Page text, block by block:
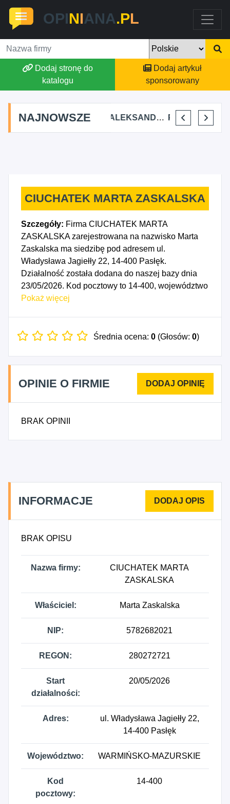
OPINIANA.PL
Dodaj stronę do
katalogu
Dodaj artykuł
sponsorowany
NAJNOWSZE
AGSON AGNIESZKA SUCHWAŁKO ALEKSANDAR MITREV PRZEM-KO PRZEMYSŁAW KOWALSKI
CIUCHATEK MARTA ZASKALSKA
Szczegóły: Firma CIUCHATEK MARTA
ZASKALSKA zarejestrowana na nazwisko Marta
Zaskalska ma siedzibę pod adresem ul.
Władysława Jagiełły 22, 14-400 Pasłęk.
Działalność została dodana do naszej bazy dnia
23/05/2026. Kod pocztowy to 14-400, województwo
WARMIŃSKO-MAZURSKIE, powiat elbląski.
firmy CIUCHATEK MARTA ZASKALSKA to
Wybrane kody PKD to: 4771Z - Sprzedaż
detaliczna odzieży prowadzona w
wyspecjalizowanych sklepach, 4772Z - Sprzedaż
prowadzona w wyspecjalizowanych sklepach,
Pokaż więcej
Średnia ocena: 0 (Głosów: 0)
OPINIE O FIRMIE
BRAK OPINII
INFORMACJE
BRAK OPISU
Nazwa firmy:
CIUCHATEK MARTA
ZASKALSKA
Właściciel: Marta Zaskalska
NIP: 5782682021
REGON: 280272721
Start
działalności:
20/05/2026
Adres:
ul. Władysława Jagiełły 22,
14-400 Pasłęk
Województwo: WARMIŃSKO-MAZURSKIE
Kod
pocztowy:
14-400